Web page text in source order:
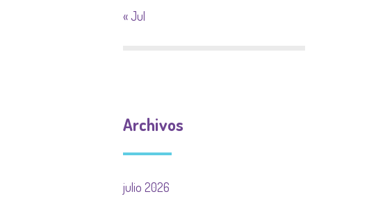
« Jul
Archivos
julio 2026